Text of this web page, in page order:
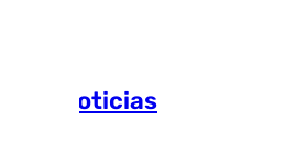
Más noticias